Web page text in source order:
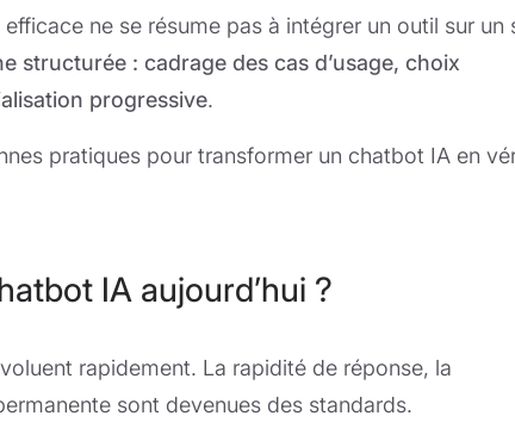
ne se résume pas à intégrer un outil sur un
structurée : cadrage des cas d’usage, choix
progressive.
pratiques pour transformer un chatbot IA en
IA aujourd’hui ?
rapidement. La rapidité de réponse, la
sont devenues des standards.